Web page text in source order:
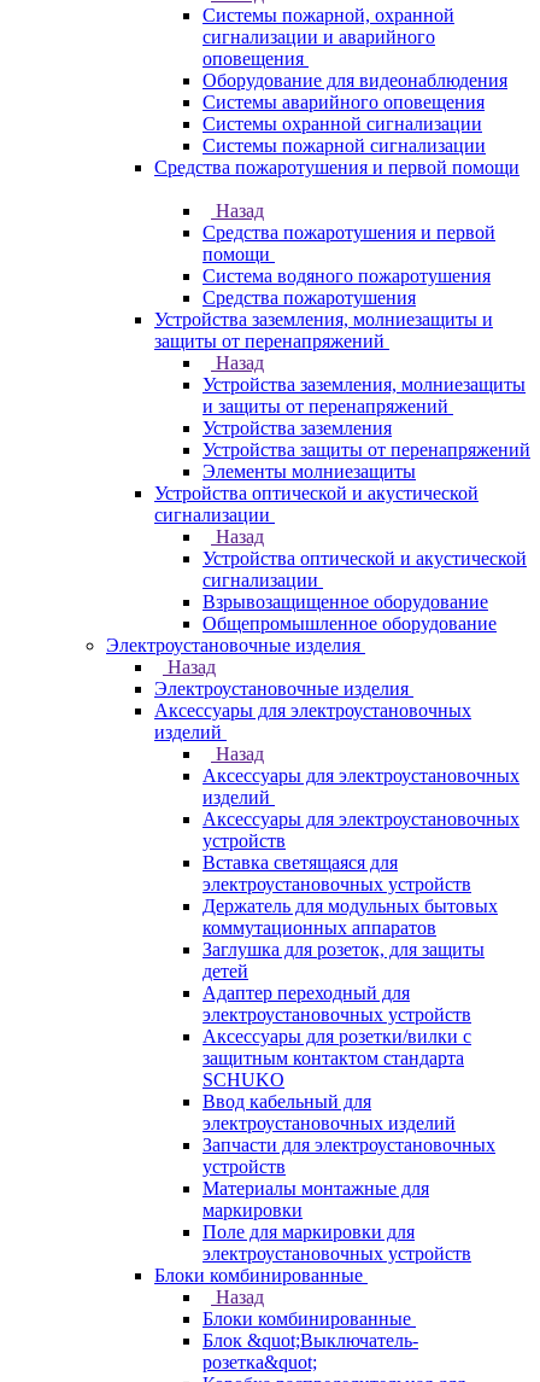
Системы пожарной, охранной
сигнализации и аварийного
оповещения
Оборудование для видеонаблюдения
Системы аварийного оповещения
Системы охранной сигнализации
Системы пожарной сигнализации
Средства пожаротушения и первой помощи
Назад
Средства пожаротушения и первой
помощи
Система водяного пожаротушения
Средства пожаротушения
Устройства заземления, молниезащиты и
защиты от перенапряжений
Назад
Устройства заземления, молниезащиты
и защиты от перенапряжений
Устройства заземления
Устройства защиты от перенапряжений
Элементы молниезащиты
Устройства оптической и акустической
сигнализации
Назад
Устройства оптической и акустической
сигнализации
Взрывозащищенное оборудование
Общепромышленное оборудование
Электроустановочные изделия
Назад
Электроустановочные изделия
Аксессуары для электроустановочных
изделий
Назад
Аксессуары для электроустановочных
изделий
Аксессуары для электроустановочных
устройств
Вставка светящаяся для
электроустановочных устройств
Держатель для модульных бытовых
коммутационных аппаратов
Заглушка для розеток, для защиты
детей
Адаптер переходный для
электроустановочных устройств
Аксессуары для розетки/вилки с
защитным контактом стандарта
SCHUKO
Ввод кабельный для
электроустановочных изделий
Запчасти для электроустановочных
устройств
Материалы монтажные для
маркировки
Поле для маркировки для
электроустановочных устройств
Блоки комбинированные
Назад
Блоки комбинированные
Блок &quot;Выключатель-
розетка&quot;